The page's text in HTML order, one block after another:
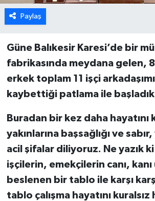
Paylaş
Güne Balıkesir Karesi’de bir
fabrikasında meydana gelen,
erkek toplam 11 işçi
kaybettiği patlama ile başladık
Buradan bir kez daha
yakınlarına başsağlığı ve
acil şifalar diliyoruz. Ne yazık
işçilerin, emekçilerin canı,
beslenen bir tablo ile karşı
tablo çalışma hayatını